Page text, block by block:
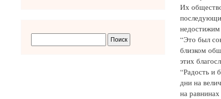
Их
“Это был
близком
этих
“Радость и
дни на
на